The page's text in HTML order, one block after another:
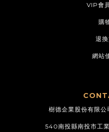
VIP會
購
退
網站
樹德企業股份有限
540南投縣南投市工